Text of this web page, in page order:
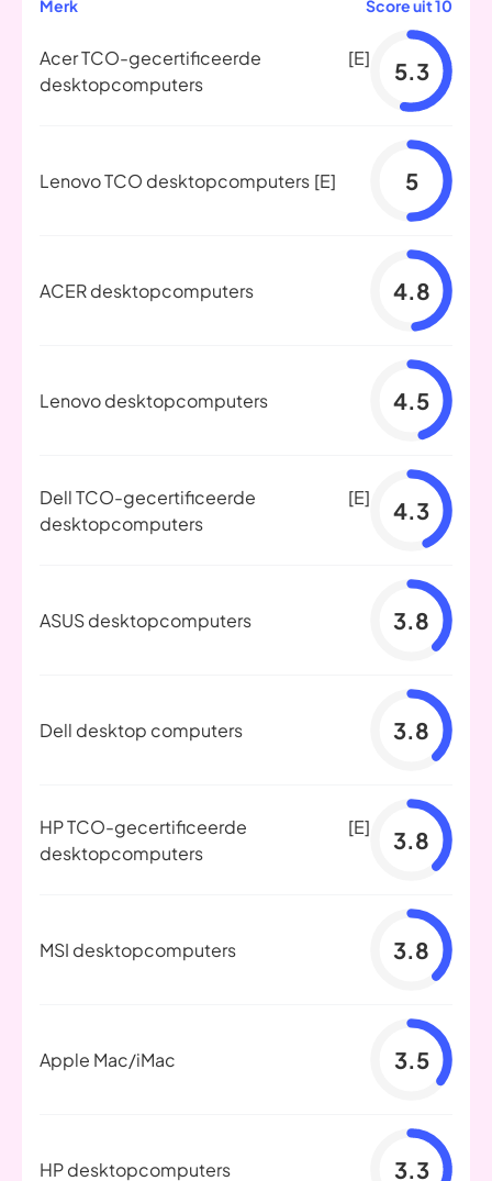
Merk Score uit 10
Acer TCO-gecertificeerde
desktopcomputers
[E] 5.3
Lenovo TCO desktopcomputers [E] 5
ACER desktopcomputers 4.8
Lenovo desktopcomputers 4.5
Dell TCO-gecertificeerde
desktopcomputers
[E] 4.3
ASUS desktopcomputers 3.8
Dell desktop computers 3.8
HP TCO-gecertificeerde
desktopcomputers
[E] 3.8
MSI desktopcomputers 3.8
Apple Mac/iMac 3.5
HP desktopcomputers 3.3